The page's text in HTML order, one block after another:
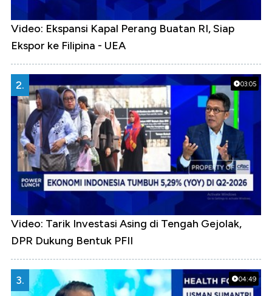
Video: Ekspansi Kapal Perang Buatan RI, Siap
Ekspor ke Filipina - UEA
03:05
2.
Video: Tarik Investasi Asing di Tengah Gejolak,
DPR Dukung Bentuk PFII
04:49
3.